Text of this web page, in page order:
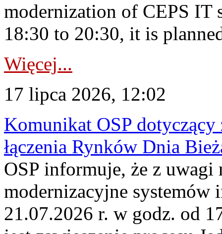
modernization of CEPS IT
18:30 to 20:30, it is
Więcej...
17 lipca 2026, 12:02
Komunikat OSP dotyczący
łączenia Rynków Dnia
OSP informuje, że z uwagi
modernizacyjne
21.07.2026 r. w godz. od